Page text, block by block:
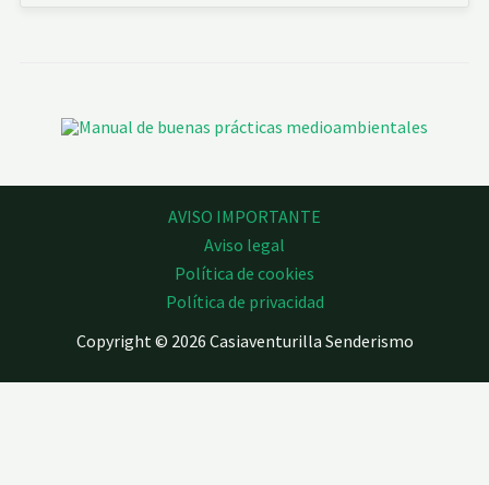
AVISO IMPORTANTE
Aviso legal
Política de cookies
Política de privacidad
Copyright © 2026 Casiaventurilla Senderismo